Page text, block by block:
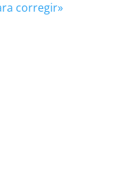
corregir»